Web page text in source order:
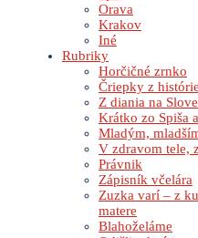
Orava
Krakov
Iné
Rubriky
Horčičné zrnko
Čriepky z histórie
Z diania na
Krátko zo Spiša
Mladým,
V zdravom tele,
Právnik
Zápisník včelára
Zuzka varí – z
matere
Blahoželáme